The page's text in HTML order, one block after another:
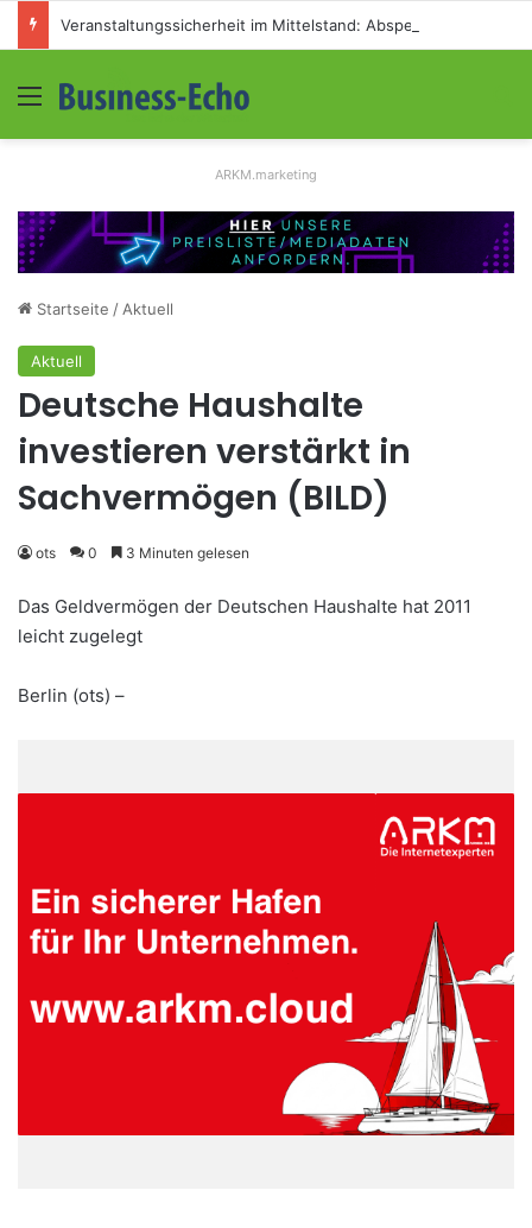
Menü
ARKM.marketing
Startseite / Aktuell
Aktuell
Deutsche Haushalte
investieren verstärkt in
Sachvermögen (BILD)
ots 0 3 Minuten gelesen
Das Geldvermögen der Deutschen Haushalte hat 2011
leicht zugelegt
Berlin (ots) –